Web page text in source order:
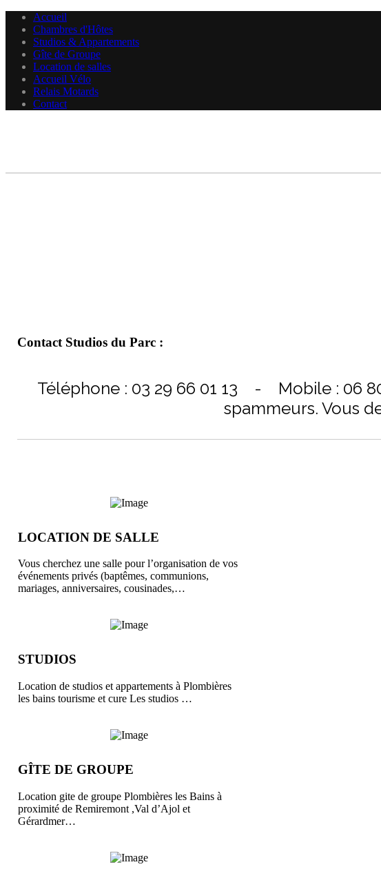
Accueil
Chambres d'Hôtes
Studios & Appartements
Gîte de Groupe
Location de salles
Accueil Vélo
Relais Motards
Contact
Contact Studios du Parc :
Téléphone : 03 29 66 01 13 - Mobile : 06
spammeurs. Vous
LOCATION DE SALLE
Vous cherchez une salle pour l’organisation de vos
événements privés (baptêmes, communions,
mariages, anniversaires, cousinades,…
STUDIOS
Location de studios et appartements à Plombières
les bains tourisme et cure Les studios …
GÎTE DE GROUPE
Location gite de groupe Plombières les Bains à
proximité de Remiremont ,Val d’Ajol et
Gérardmer…